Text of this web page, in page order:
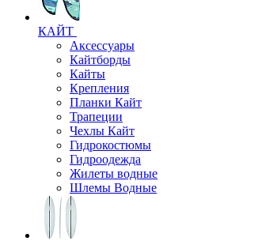
КАЙТ
Аксессуары
Кайтборды
Кайты
Крепления
Планки Кайт
Трапеции
Чехлы Кайт
Гидрокостюмы
Гидроодежда
Жилеты водные
Шлемы Водные